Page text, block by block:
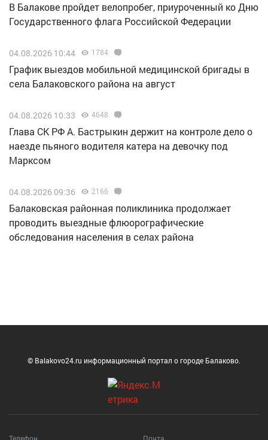
В Балакове пройдет велопробег, приуроченный ко Дню
Государственного флага Российской Федерации
04.08.2026 10:44 1784
График выездов мобильной медицинской бригады в
села Балаковского района на август
04.08.2026 10:33 4648
Глава СК РФ А. Бастрыкин держит на контроле дело о
наезде пьяного водителя катера на девочку под
Марксом
04.08.2026 09:36 2166
Балаковская районная поликлиника продолжает
проводить выездные флюорографические
обследования населения в селах района
© Balakovo24.ru информационный портал о городе Балаково.
Телефон Почта